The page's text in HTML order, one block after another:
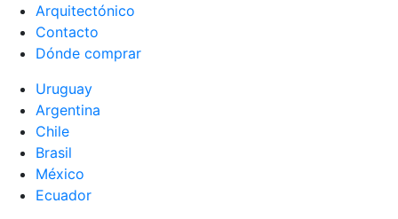
Arquitectónico
Contacto
Dónde comprar
Uruguay
Argentina
Chile
Brasil
México
Ecuador